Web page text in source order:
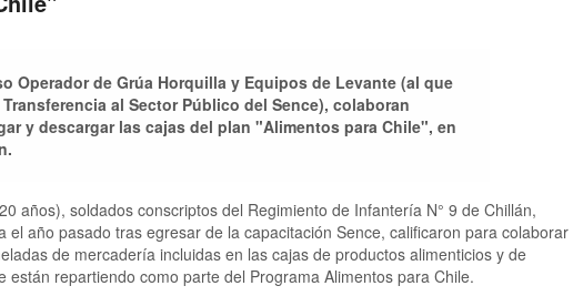
Operador de Grúa Horquilla y Equipos de Levante (al que
al Sector Público del Sence), colaboran
y descargar las cajas del plan "Alimentos para Chile", en
años), soldados conscriptos del Regimiento de Infantería N° 9 de Chillán,
el año pasado tras egresar de la capacitación Sence, calificaron para colaborar
de mercadería incluidas en las cajas de productos alimenticios y de
están repartiendo como parte del Programa Alimentos para Chile.